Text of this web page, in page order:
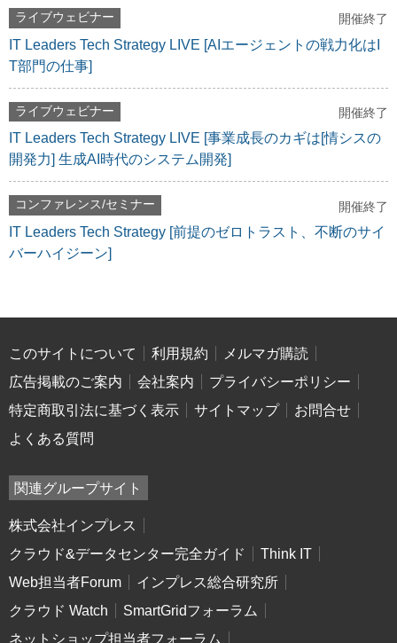
ライブウェビナー 開催終了
IT Leaders Tech Strategy LIVE [AIエージェントの戦力化はI
T部門の仕事]
ライブウェビナー 開催終了
IT Leaders Tech Strategy LIVE [事業成長のカギは[情シスの
開発力] 生成AI時代のシステム開発]
コンファレンス/セミナー 開催終了
IT Leaders Tech Strategy [前提のゼロトラスト、不断のサイ
バーハイジーン]
このサイトについて 利用規約
メルマガ購読
広告掲載のご案内
会社案内
プライバシーポリシー
特定商取引法に基づく表示
サイトマップ
お問合せ
よくある質問
関連グループサイト
株式会社インプレス
クラウド&データセンター完全ガイド
Think IT
Web担当者Forum
インプレス総合研究所
クラウド Watch
SmartGridフォーラム
ネットショップ担当者フォーラム